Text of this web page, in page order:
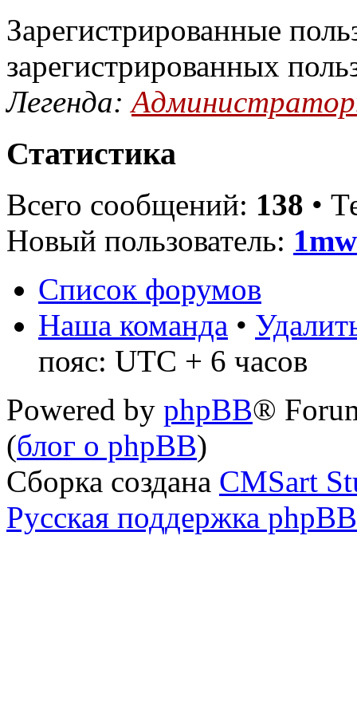
Зарегистрированные
зарегистрированных
Легенда:
Статистика
Всего сообщений: 138 •
Новый пользователь:
Список форумов
Наша команда •
пояс: UTC + 6 часов
Powered by phpBB®
(блог о phpBB)
Сборка создана CMSart
Русская поддержка phpBB